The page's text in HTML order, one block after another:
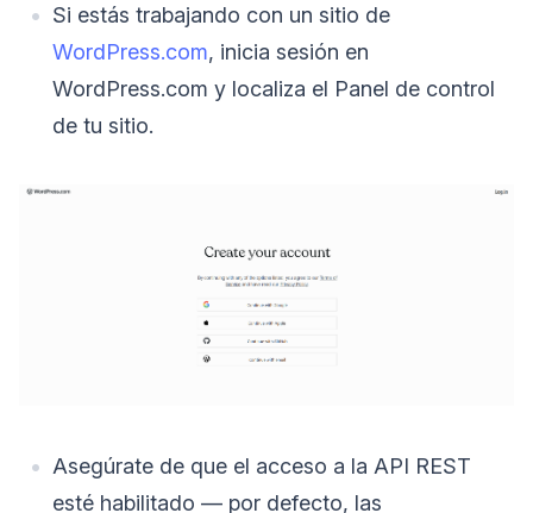
Si estás trabajando con un sitio de
WordPress.com, inicia sesión en
WordPress.com y localiza el Panel de control
de tu sitio.
Asegúrate de que el acceso a la API REST
esté habilitado — por defecto, las